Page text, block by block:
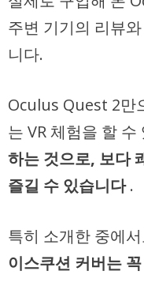
주변 기기의 리뷰
니다.
Oculus Quest 2만
는 VR 체험을 할 수
하는 것으로, 보다
즐길 수 있습니다.
특히 소개한 중에
이스쿠션 커버는